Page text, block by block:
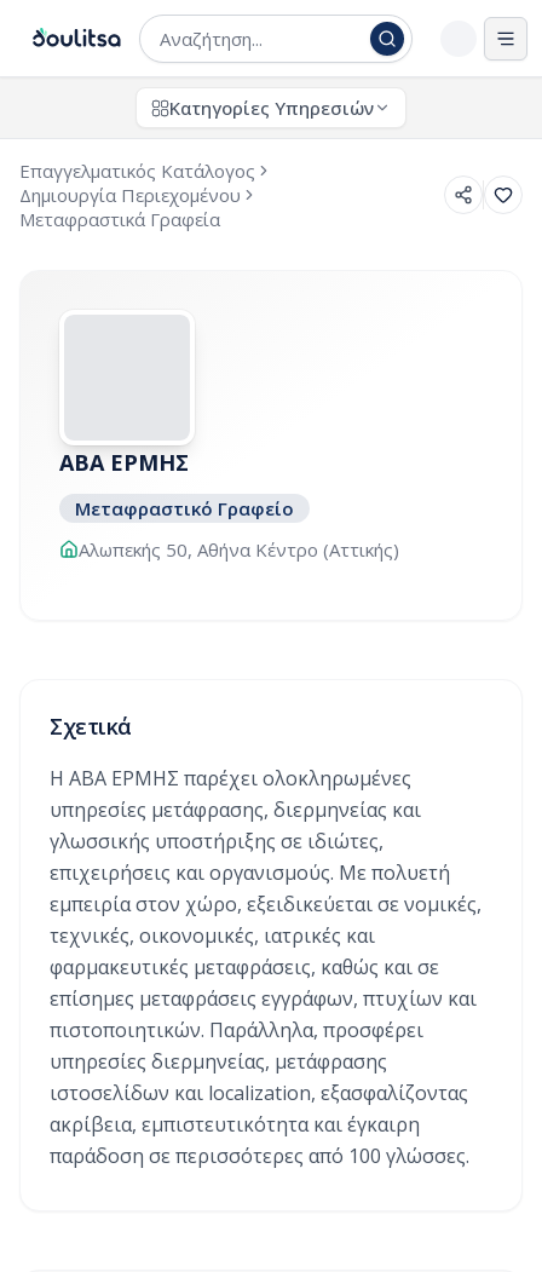
Κατηγορίες Υπηρεσιών
Επαγγελματικός Κατάλογος
Δημιουργία Περιεχομένου
Μεταφραστικά Γραφεία
ΑΒΑ ΕΡΜΗΣ
Μεταφραστικό Γραφείο
Αλωπεκής 50, Αθήνα Κέντρο (Αττικής)
Σχετικά
Η ΑΒΑ ΕΡΜΗΣ παρέχει ολοκληρωμένες
υπηρεσίες μετάφρασης, διερμηνείας και
γλωσσικής υποστήριξης σε ιδιώτες,
επιχειρήσεις και οργανισμούς. Με πολυετή
εμπειρία στον χώρο, εξειδικεύεται σε νομικές,
τεχνικές, οικονομικές, ιατρικές και
φαρμακευτικές μεταφράσεις, καθώς και σε
επίσημες μεταφράσεις εγγράφων, πτυχίων και
πιστοποιητικών. Παράλληλα, προσφέρει
υπηρεσίες διερμηνείας, μετάφρασης
ιστοσελίδων και localization, εξασφαλίζοντας
ακρίβεια, εμπιστευτικότητα και έγκαιρη
παράδοση σε περισσότερες από 100 γλώσσες.